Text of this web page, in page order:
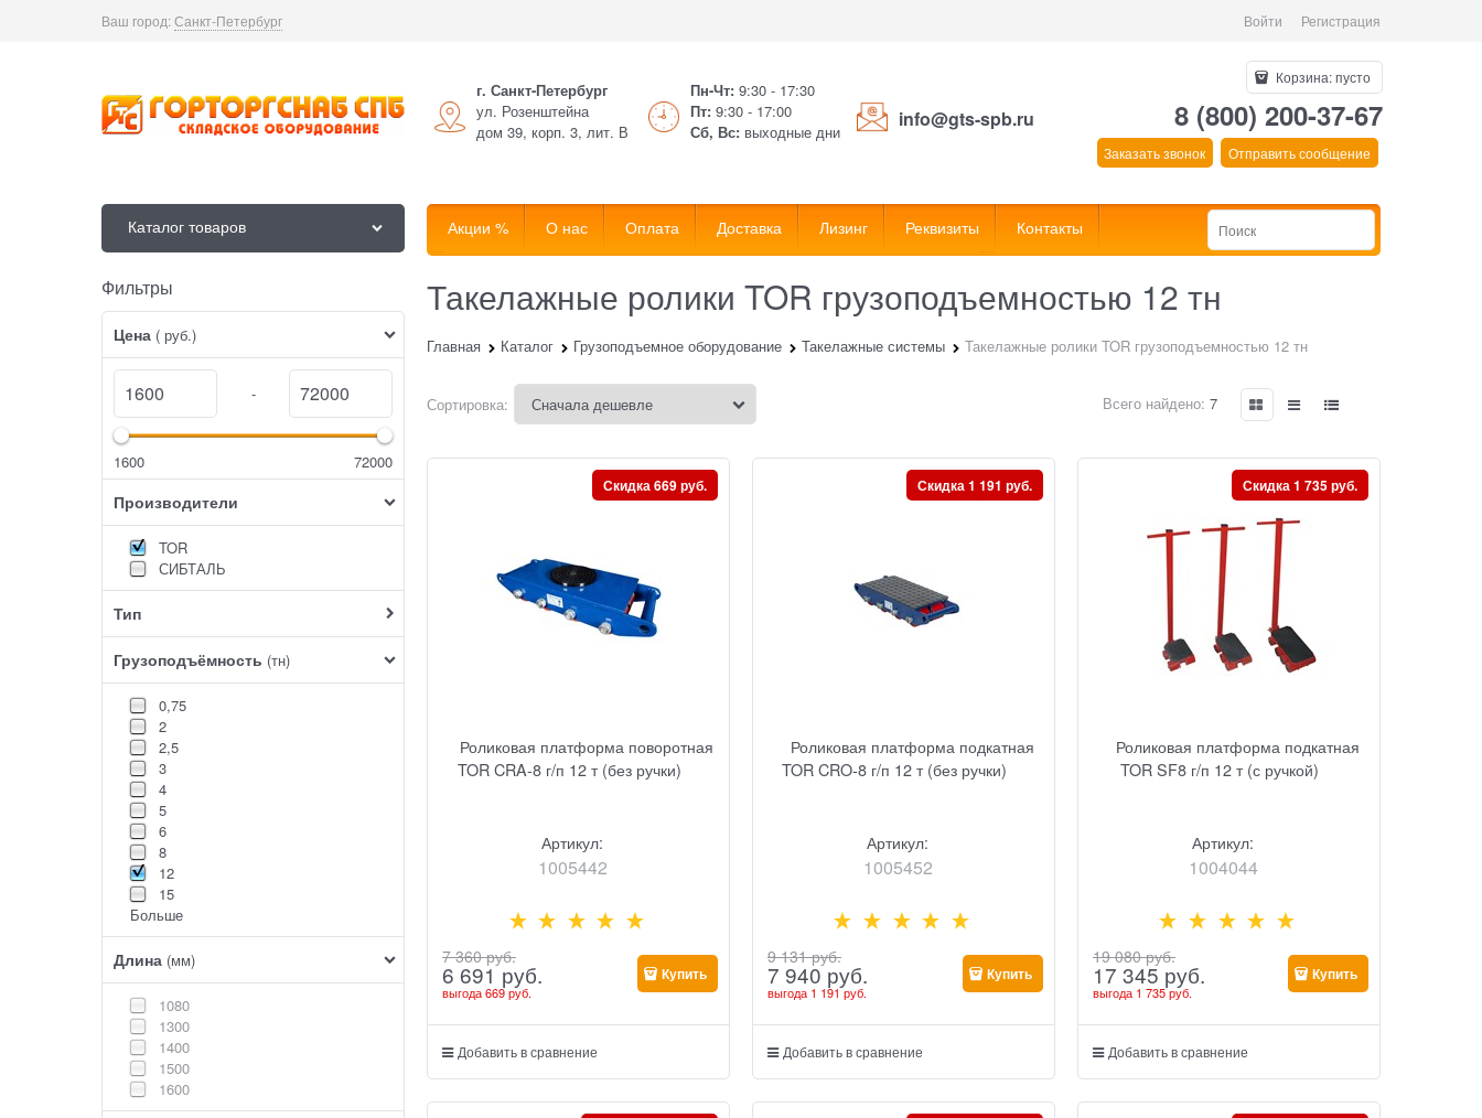
Ваш город:Санкт-Петербург Войти Регистрация
г. Санкт-Петербург
ул. Розенштейна
дом 39, корп. 3, лит. В
Пн-Чт: 9:30 - 17:30
Пт: 9:30 - 17:00
Сб, Вс: выходные дни
info@gts-spb.ru
Корзина:пусто
8 (800) 200-37-67
Заказать звонок Отправить сообщение
Каталог товаров Акции % О нас Оплата Доставка Лизинг Реквизиты Контакты
Фильтры
Цена ( руб.)
-
1600 72000
Производители
TOR
СИБТАЛЬ
Тип
Грузоподъёмность (тн)
0,75
2
2,5
3
4
5
6
8
12
15
Больше
Длина (мм)
1080
1300
1400
1500
1600
Найдено товаров: Такелажные ролики TOR грузоподъемностью 12 тн
Главная Каталог Грузоподъемное оборудование Такелажные системы Такелажные ролики TOR грузоподъемностью 12 тн
Сортировка: Всего найдено: 7
Роликовая платформа поворотная
TOR CRA-8 г/п 12 т (без ручки)
Артикул:
1005442
Скидка 669 руб.
7 360 руб.
6 691 руб.
выгода669 руб.
Купить
Добавить в сравнение
Роликовая платформа подкатная
TOR CRO-8 г/п 12 т (без ручки)
Артикул:
1005452
Скидка 1 191 руб.
9 131 руб.
7 940 руб.
выгода 1 191 руб.
Купить
Добавить в сравнение
Роликовая платформа подкатная
TOR SF8 г/п 12 т (с ручкой)
Артикул:
1004044
Скидка 1 735 руб.
19 080 руб.
17 345 руб.
выгода 1 735 руб.
Купить
Добавить в сравнение